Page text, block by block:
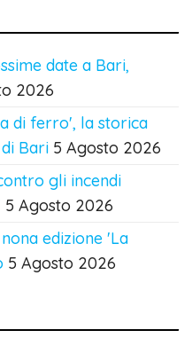
date a Bari,
2026
di ferro', la storica
Bari 5 Agosto 2026
gli incendi
5 Agosto 2026
edizione 'La
5 Agosto 2026